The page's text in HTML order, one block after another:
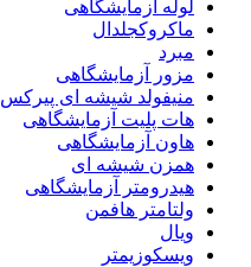
لوله آزمایشگاهی
ماکروکجلدال
مبرد
مزور آزمایشگاهی
منیفولد شیشه ای پیرکس
هات پلیت آزمایشگاهی
هاون آزمایشگاهی
همزن شیشه ای
هیدرومتر آزمایشگاهی
ولتامتر هافمن
ویال
ویسکوزیمتر